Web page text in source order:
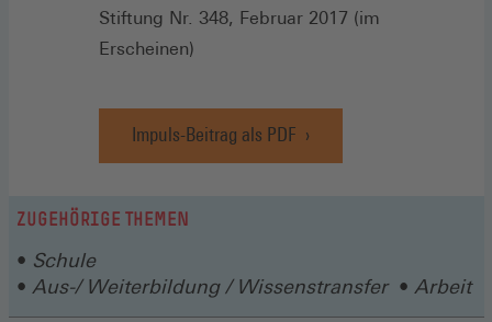
Stiftung Nr. 348, Februar 2017 (im
Erscheinen)
Impuls-Beitrag als PDF
(Öffnet
in
ZUGEHÖRIGE THEMEN
Schule
Aus-/ Weiterbildung / Wissenstransfer
Arbeit